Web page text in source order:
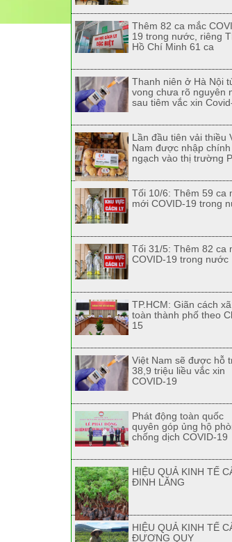
Thêm 82 ca mắc
19 trong nước, riêng
Hồ Chí Minh 61 ca
Thanh niên ở Hà Nội
vong chưa rõ nguyên
sau tiêm vắc xin
Lần đầu tiên vải thiều
Nam được nhập chính
ngạch vào thị trường
Tối 10/6: Thêm 59 ca
mới COVID-19 trong
Tối 31/5: Thêm 82 ca
COVID-19 trong nước
TP.HCM: Giãn cách
toàn thành phố theo
15
Việt Nam sẽ được hỗ
38,9 triệu liều vắc xin
COVID-19
Phát động toàn quốc
quyên góp ủng hộ
chống dịch COVID-19
HIỆU QUẢ KINH TẾ
ĐINH LĂNG
HIỆU QUẢ KINH TẾ
ĐƯƠNG QUY